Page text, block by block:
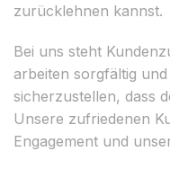
zurücklehnen kannst.
Bei uns steht
arbeiten sorgfältig
sicherzustellen, dass
Unsere zufriedenen
Engagement und